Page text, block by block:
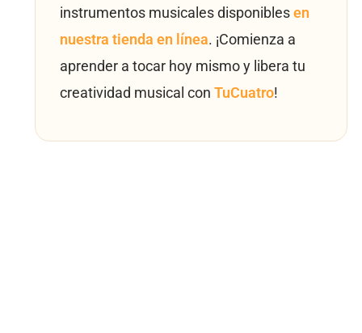
instrumentos musicales disponibles en
nuestra tienda en línea. ¡Comienza a
aprender a tocar hoy mismo y libera tu
creatividad musical con TuCuatro!